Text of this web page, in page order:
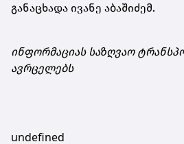
განაცხადა ივანე აბაშიძემ.
ინფორმაციას საზღვაო
ავრცელებს
undefined